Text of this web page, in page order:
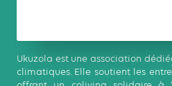
Ukuzola est une association
climatiques. Elle soutient les